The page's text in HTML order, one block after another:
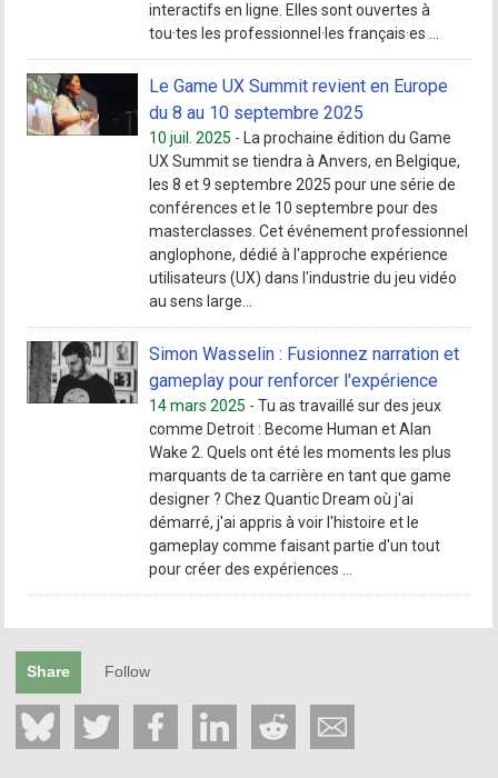
interactifs en ligne. Elles sont ouvertes à
tou·tes les professionnel·les français·es ...
Le Game UX Summit revient en Europe
du 8 au 10 septembre 2025
10 juil. 2025 -
La prochaine édition du Game
UX Summit se tiendra à Anvers, en Belgique,
les 8 et 9 septembre 2025 pour une série de
conférences et le 10 septembre pour des
masterclasses. Cet événement professionnel
anglophone, dédié à l'approche expérience
utilisateurs (UX) dans l'industrie du jeu vidéo
au sens large...
Simon Wasselin : Fusionnez narration et
gameplay pour renforcer l'expérience
14 mars 2025 -Tu as travaillé sur des jeux
comme Detroit : Become Human et Alan
Wake 2. Quels ont été les moments les plus
marquants de ta carrière en tant que game
designer ? Chez Quantic Dream où j'ai
démarré, j'ai appris à voir l'histoire et le
gameplay comme faisant partie d'un tout
pour créer des expériences ...
Share Follow